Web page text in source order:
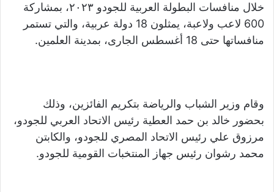
خلال منافسات البطولة العربية للجودو ٢٠٢٣، بمشاركة
600 لاعب ولاعبة، يمثلون 18 دولة عربية، والتي تستمر
منافساتها حتى 18 أغسطس الجارى، بمدينة العلمين.
وقام وزير الشباب والرياضة بتكريم الفائزين، وذلك
بحضور خالد بن حمد العطية رئيس الاتحاد العربي للجودو،
مرزوق علي رئيس الاتحاد المصري للجودو، والكابتن
محمد رشوان رئيس جهاز المنتخبات القومية للجودو.